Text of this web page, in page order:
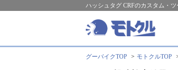
ハッシュタグ CRFのカスタム・
グーバイクTOP モトクルTOP